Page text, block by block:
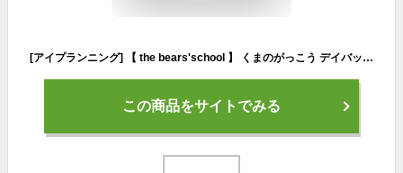
[アイプランニング] 【 the bears'school 】 くまのがっこう デイバッグ (L) ボディ バッグ/ミニタオル との２点セット (ボディバッグ（グレー）＆ミニタオル)
この商品をサイトでみる